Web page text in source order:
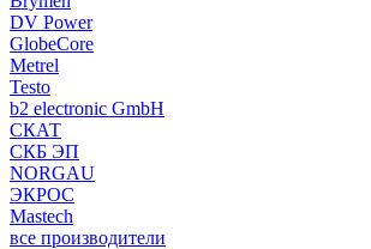
DV Power
GlobeCore
Metrel
Testo
b2 electronic GmbH
СКАТ
СКБ ЭП
NORGAU
ЭКРОС
Mastech
все производители